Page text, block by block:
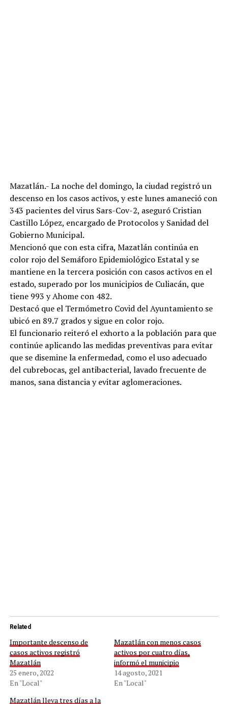
Mazatlán.- La noche del domingo, la ciudad registró un
descenso en los casos activos, y este lunes amaneció con
343 pacientes del virus Sars-Cov-2, aseguró Cristian
Castillo López, encargado de Protocolos y Sanidad del
Gobierno Municipal.
Mencionó que con esta cifra, Mazatlán continúa en
color rojo del Semáforo Epidemiológico Estatal y se
mantiene en la tercera posición con casos activos en el
estado, superado por los municipios de Culiacán, que
tiene 993 y Ahome con 482.
Destacó que el Termómetro Covid del Ayuntamiento se
ubicó en 89.7 grados y sigue en color rojo.
El funcionario reiteró el exhorto a la población para que
continúe aplicando las medidas preventivas para evitar
que se disemine la enfermedad, como el uso adecuado
del cubrebocas, gel antibacterial, lavado frecuente de
manos, sana distancia y evitar aglomeraciones.
Related
Importante descenso de
casos activos registró
Mazatlán
25 enero, 2022
En "Local"
Mazatlán con menos casos
activos por cuatro días,
informó el municipio
14 agosto, 2021
En "Local"
Mazatlán lleva tres días a la